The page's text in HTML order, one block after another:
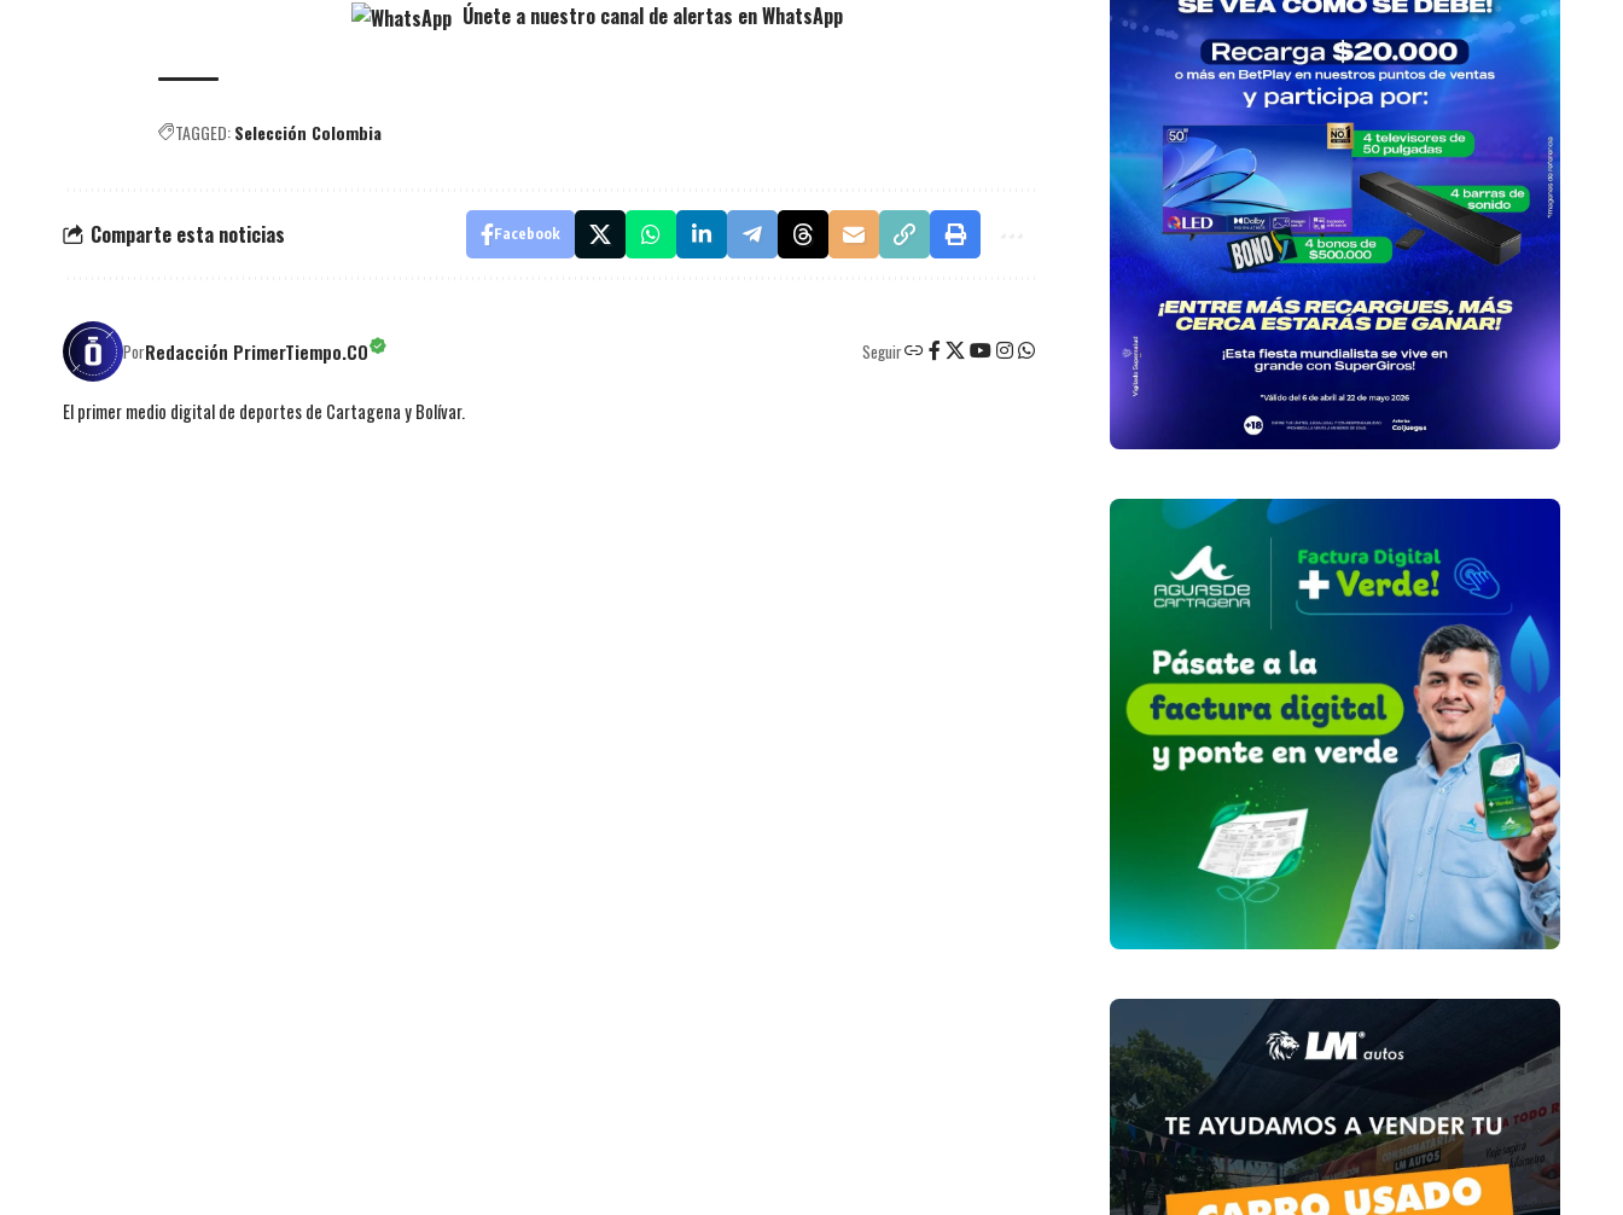
Únete a nuestro canal de alertas en WhatsApp
TAGGED:Selección Colombia
Comparte esta noticias Facebook
PorRedacción PrimerTiempo.CO Seguir
El primer medio digital de deportes de Cartagena y Bolívar.